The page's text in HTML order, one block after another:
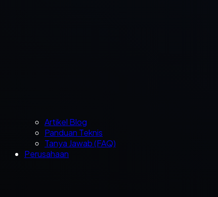
Artikel Blog
Panduan Teknis
Tanya Jawab (FAQ)
Perusahaan